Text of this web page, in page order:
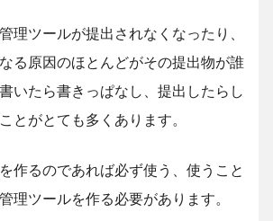
理ツールが提出されなくなったり、
る原因のほとんどがその提出物が誰
いたら書きっぱなし、提出したらし
とがとても多くあります。
作るのであれば必ず使う、使うこと
理ツールを作る必要があります。